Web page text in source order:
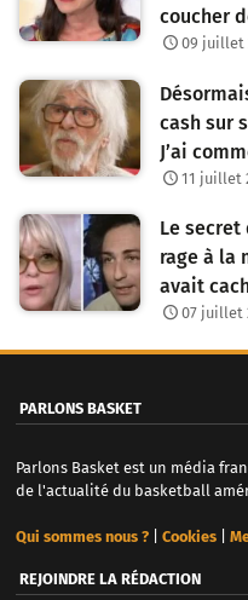
coucher
09 juillet
cash sur
J’ai
11 juillet
Le secret
rage à la
avait
07 juillet
PARLONS BASKET
Parlons Basket est un média
de l'actualité du basketball
Qui sommes nous ?| Cookies|
REJOINDRE LA RÉDACTION